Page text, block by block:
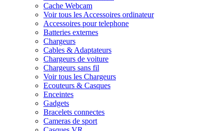
Cache Webcam
Voir tous les Accessoires ordinateur
Accessoires pour telephone
Batteries externes
Chargeurs
Cables & Adaptateurs
Chargeurs de voiture
Chargeurs sans fil
Voir tous les Chargeurs
Ecouteurs & Casques
Enceintes
Gadgets
Bracelets connectes
Cameras de sport